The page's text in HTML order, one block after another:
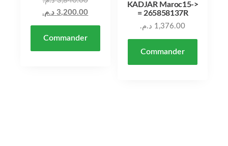
3,200.00 د.م.
Commander
KADJAR Maroc15->
= 265858137R
1,376.00 د.م.
Commander